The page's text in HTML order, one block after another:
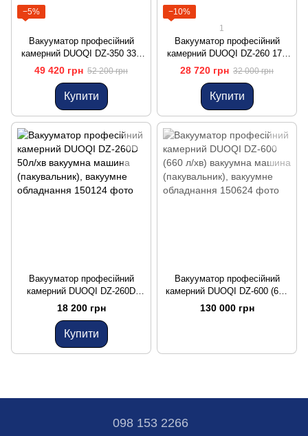
−5%
Вакууматор професійний
камерний DUOQI DZ-350 330
л/хв вакуумна машина
(пакувальник), вакуумне
обладнання
49 420 грн 52 200 грн
Купити
−10%
1
Вакууматор професійний
камерний DUOQI DZ-260 170
л/хв вакуумна машина
(пакувальник), вакуумне
обладнання
28 720 грн 32 000 грн
Купити
Вакууматор професійний
камерний DUOQI DZ-260D
50л/хв вакуумна машина
(пакувальник), вакуумне
обладнання
18 200 грн
Купити
Вакууматор професійний
камерний DUOQI DZ-600 (660
л/хв) вакуумна машина
(пакувальник), вакуумне
130 000 грн
098 153 2266